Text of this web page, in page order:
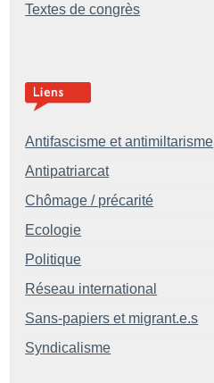
Textes de congrès
Antifascisme et antimiltarisme
Antipatriarcat
Chômage / précarité
Ecologie
Politique
Réseau international
Sans-papiers et migrant.e.s
Syndicalisme